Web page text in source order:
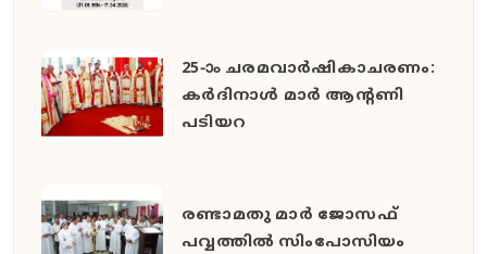
25-ാം ചരമവാർഷികാചരണം:
കർദിനാൾ മാർ ആന്റണി
പടിയറ
രണ്ടാമതു മാർ ജോസഫ്
പവ്വത്തിൽ സിംപോസിയം